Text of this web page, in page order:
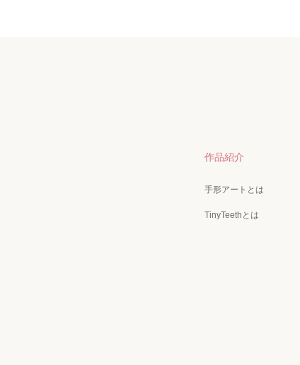
作品紹介
手形アートとは
TinyTeethとは